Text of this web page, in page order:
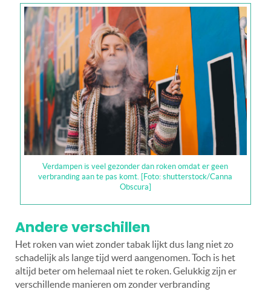
Verdampen is veel gezonder dan roken omdat er geen
verbranding aan te pas komt. [Foto: shutterstock/Canna
Obscura]
Andere verschillen
Het roken van wiet zonder tabak lijkt dus lang niet zo
schadelijk als lange tijd werd aangenomen. Toch is het
altijd beter om helemaal niet te roken. Gelukkig zijn er
verschillende manieren om zonder verbranding